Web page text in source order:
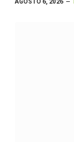
AGOSTO 6, 2026